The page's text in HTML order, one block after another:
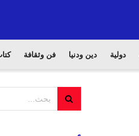
دولية دين ودنيا فن وثقافة